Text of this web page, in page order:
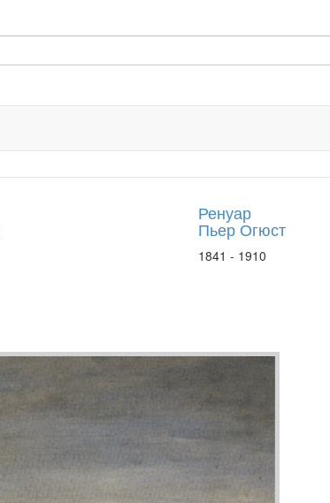
Ренуар
Пьер Огюст
1841 - 1910